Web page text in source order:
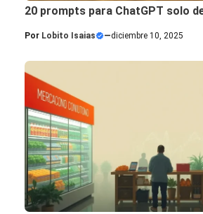
20 prompts para ChatGPT solo
Por Lobito Isaias —diciembre 10, 2025